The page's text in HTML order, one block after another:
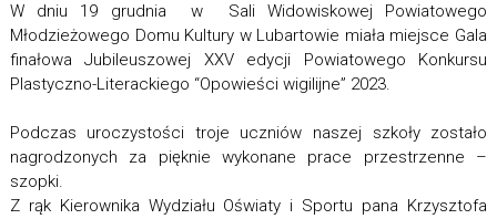
W dniu 19 grudnia w Sali Widowiskowej Powiatowego
Młodzieżowego Domu Kultury w Lubartowie miała miejsce Gala
finałowa Jubileuszowej XXV edycji Powiatowego Konkursu
Plastyczno-Literackiego “Opowieści wigilijne” 2023.
Podczas uroczystości troje uczniów naszej szkoły zostało
nagrodzonych za pięknie wykonane prace przestrzenne –
szopki.
Z rąk Kierownika Wydziału Oświaty i Sportu pana Krzysztofa